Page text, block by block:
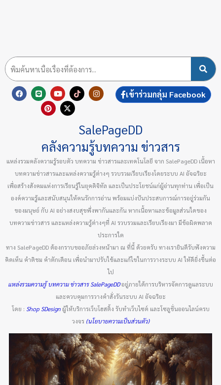
F
a
L
i
n
e
Y
o
u
t
T
i
k
I
n
g
r
m
P
n
t
t
X
t
w
r
เข้าร่วมกลุ่ม Facebook
SalePageDD
คลังความรู้บทความ ข่าวสาร
แหล่งรวมคลังความรู้รอบตัว บทความ ข่าวสารและเทคโนโลยี จาก SalePageDD เนื้อหา
บทความข่าวสารและแหล่งความรู้ต่างๆ รวบรวมเรียบเรียงโดยระบบ AI อัจฉริยะ
เพื่อสร้างสังคมแห่งการเรียนรู้ในยุคดิจิทัล และเป็นประโยชน์แก่ผู้อ่านทุกท่าน เพื่อเป็น
องค์ความรู้และสนับสนุนให้คนรักการอ่าน พร้อมแบ่งปันประสบการณ์การอยู่ร่วมกัน
ของมนุษย์ กับ AI อย่างสงบสุขพึ่งพากันและกัน หากเนื้อหาและข้อมูลส่วนใดของ
บทความข่าวสาร และแหล่งความรู้ต่างๆที่ AI รวบรวมและเรียบเรียงมา มีข้อผิดพลาด
ประการใด
ทาง SalePageDD ต้องกราบขออภัยล่วงหน้ามา ณ ที่นี้ ด้วยครับ ทางเรายินดีรับฟังความ
คิดเห็น คำติชม คำตักเตือน เพื่อนำมาปรับใช้และแก้ไขในการวางระบบ AI ให้ดียิ่งขึ้นต่อ
ไป
แหล่งรวมความรู้ บทความ ข่าวสาร SalePageDDอยู่ภายใต้การบริหารจัดการดูแลระบบ
และควบคุมการวางคำสั่งรันระบบ AI อัจฉริยะ
โดย : Shop SDesign ผู้ให้บริการเว็บโฮสติ้ง รับทำเว็บไซต์ และโซลูชั่นออนไลน์ครบ
วงจร(นโยบายความเป็นส่วนตัว)